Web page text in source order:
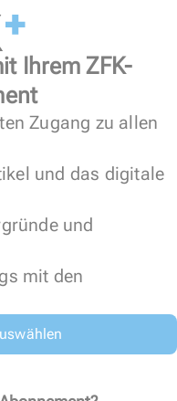
Ihrem ZFK-
Zugang zu allen
und das digitale
und
mit den